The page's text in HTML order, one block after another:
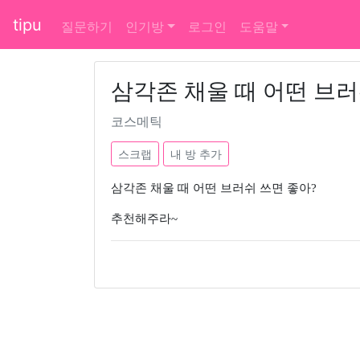
tipu 질문하기 인기방 로그인 도움말
삼각존 채울 때 어떤 브
코스메틱
스크랩 내 방 추가
삼각존 채울 때 어떤 브러쉬 쓰면 좋아?
추천해주라~